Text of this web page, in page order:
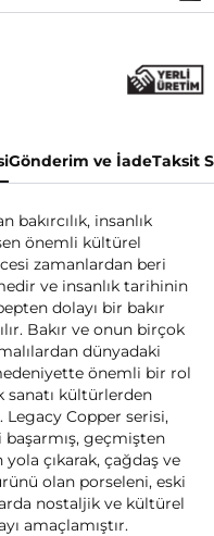
Gönderim ve İadeTaksit
insanlık
önemli kültürel
zamanlardan beri
ve insanlık tarihinin
dolayı bir bakır
Bakır ve onun birçok
dünyadaki
önemli bir rol
sanatı kültürlerden
Legacy Copper serisi,
başarmış, geçmişten
çıkarak, çağdaş ve
olan porseleni, eski
nostaljik ve kültürel
amaçlamıştır.